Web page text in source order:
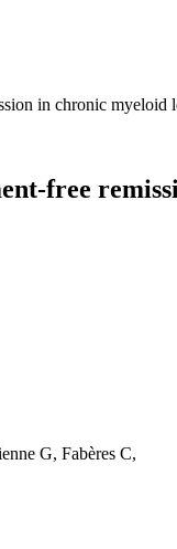
in chronic
free
G, Fabères C,